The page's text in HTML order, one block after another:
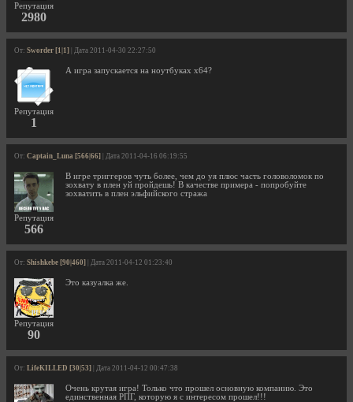
Репутация
2980
От: Sworder [1|1] | Дата 2011-04-30 22:27:50
Репутация
1
А игра запускается на ноутбуках х64?
От: Captain_Luna [566|66] | Дата 2011-04-16 06:19:55
Репутация
566
В игре триггеров чуть более, чем до уя плюс часть головоломок по
зохвату в плен уй пройдешь! В качестве примера - попробуйте
зохватить в плен эльфийского стража
От: Shishkebe [90|460] | Дата 2011-04-12 01:23:40
Репутация
90
Это казуалка же.
От: LifeKILLED [30|53] | Дата 2011-04-12 00:47:38
Очень крутая игра! Только что прошел основную компанию. Это
единственная РПГ, которую я с интересом прошел!!!